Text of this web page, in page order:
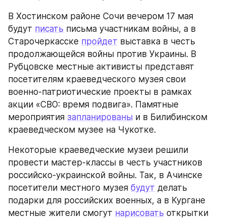
В Хостинском районе Сочи вечером 17 мая
будут писать письма участникам войны, а в
Старочеркасске пройдет выставка в честь
продолжающейся войны против Украины. В
Рубцовске местные активисты представят
посетителям краеведческого музея свои
военно-патриотические проекты в рамках
акции «СВО: время подвига». Памятные
мероприятия запланированы и в Билибинском
краеведческом музее на Чукотке.
Некоторые краеведческие музеи решили
провести мастер-классы в честь участников
российско-украинской войны. Так, в Ачинске
посетители местного музея будут делать
подарки для российских военных, а в Кургане
местные жители смогут нарисовать открытки